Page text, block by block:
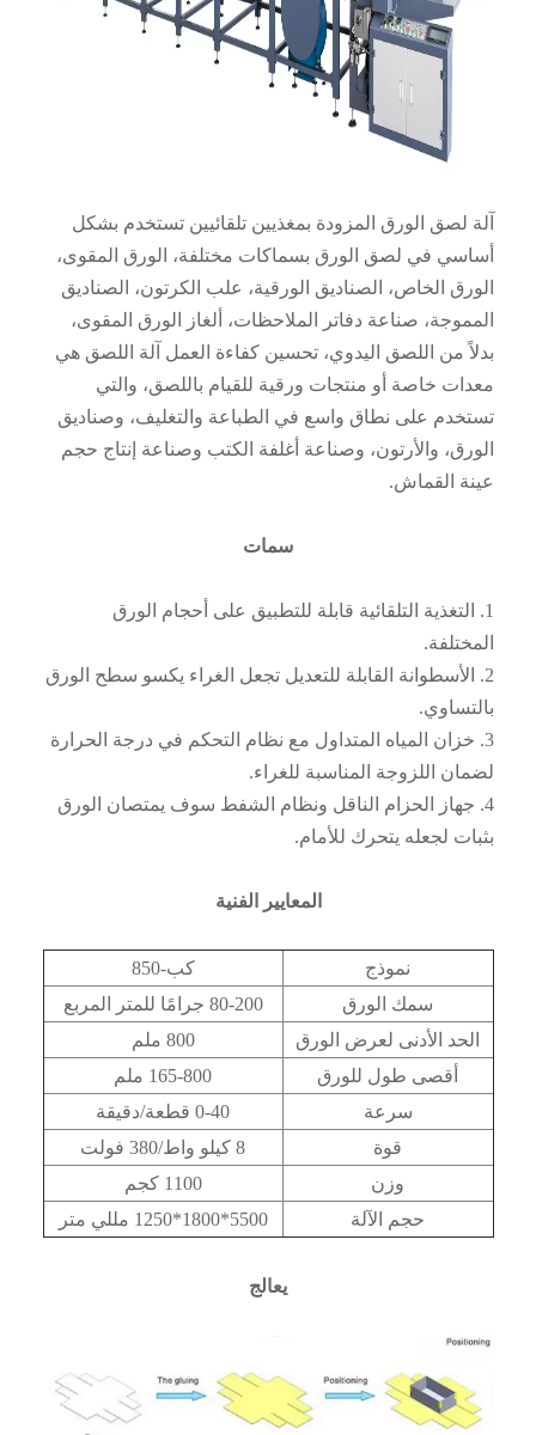
آلة لصق الورق المزودة بمغذيين تلقائيين تستخدم بشكل
أساسي في لصق الورق بسماكات مختلفة، الورق المقوى،
الورق الخاص، الصناديق الورقية، علب الكرتون، الصناديق
المموجة، صناعة دفاتر الملاحظات، ألغاز الورق المقوى،
بدلاً من اللصق اليدوي، تحسين كفاءة العمل آلة اللصق هي
معدات خاصة أو منتجات ورقية للقيام باللصق، والتي
تستخدم على نطاق واسع في الطباعة والتغليف، وصناديق
الورق، والأرتون، وصناعة أغلفة الكتب وصناعة إنتاج حجم
عينة القماش.
سمات
1. التغذية التلقائية قابلة للتطبيق على أحجام الورق
المختلفة.
2. الأسطوانة القابلة للتعديل تجعل الغراء يكسو سطح الورق
بالتساوي.
3. خزان المياه المتداول مع نظام التحكم في درجة الحرارة
لضمان اللزوجة المناسبة للغراء.
4. جهاز الحزام الناقل ونظام الشفط سوف يمتصان الورق
بثبات لجعله يتحرك للأمام.
المعايير الفنية
نموذج
كب-850
سمك الورق
80-200 جرامًا للمتر المربع
الحد الأدنى لعرض الورق
800 ملم
أقصى طول للورق
165-800 ملم
سرعة
0-40 قطعة/دقيقة
قوة
8 كيلو واط/380 فولت
وزن
1100 كجم
حجم الآلة
5500*1800*1250 مللي متر
يعالج